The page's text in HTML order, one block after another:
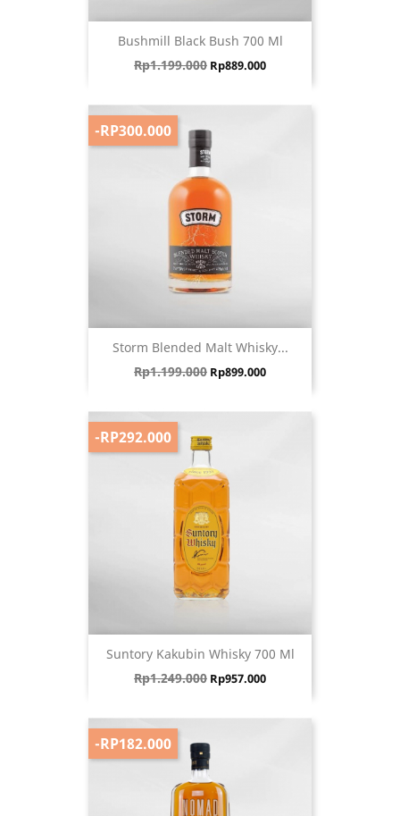
Bushmill Black Bush 700 Ml
Harga biasa
Rp1.199.000 Harga
Rp889.000
Storm Blended Malt Whisky...
Harga biasa
Rp1.199.000 Harga
Rp899.000
-RP300.000
Suntory Kakubin Whisky 700 Ml
Harga biasa
Rp1.249.000 Harga
Rp957.000
-RP292.000
-RP182.000